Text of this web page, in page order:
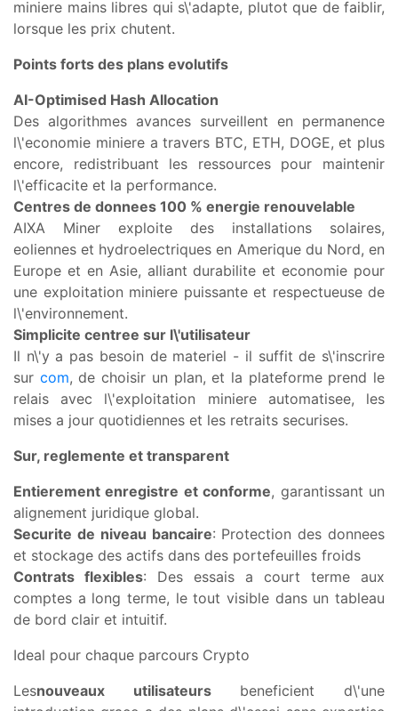
miniere mains libres qui s\'adapte, plutot que de faiblir,
lorsque les prix chutent.
Points forts des plans evolutifs
AI-Optimised Hash Allocation
Des algorithmes avances surveillent en permanence
l\'economie miniere a travers BTC, ETH, DOGE, et plus
encore, redistribuant les ressources pour maintenir
l\'efficacite et la performance.
Centres de donnees 100 % energie renouvelable
AIXA Miner exploite des installations solaires,
eoliennes et hydroelectriques en Amerique du Nord, en
Europe et en Asie, alliant durabilite et economie pour
une exploitation miniere puissante et respectueuse de
l\'environnement.
Simplicite centree sur l\'utilisateur
Il n\'y a pas besoin de materiel - il suffit de s\'inscrire
sur com, de choisir un plan, et la plateforme prend le
relais avec l\'exploitation miniere automatisee, les
mises a jour quotidiennes et les retraits securises.
Sur, reglemente et transparent
Entierement enregistre et conforme, garantissant un
alignement juridique global.
Securite de niveau bancaire: Protection des donnees
et stockage des actifs dans des portefeuilles froids
Contrats flexibles: Des essais a court terme aux
comptes a long terme, le tout visible dans un tableau
de bord clair et intuitif.
Ideal pour chaque parcours Crypto
Lesnouveaux utilisateursbeneficient d\'une